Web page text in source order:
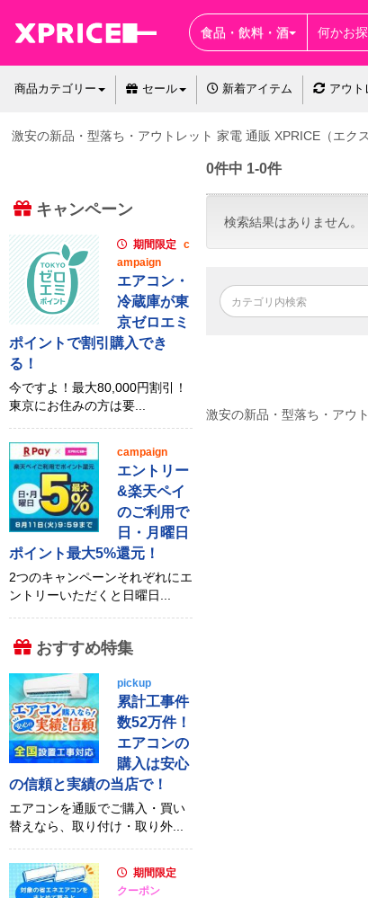
食品・飲料・酒
商品カテゴリー セール 新着アイテム アウト
激安の新品・型落ち・アウ
0件中 1-0件
検索結果はありません。
キャンペーン
期間限定 c
ampaign
エアコン・
冷蔵庫が東
京ゼロエミ
ポイントで割引購入でき
る！
今ですよ！最大80,000円割引！
東京にお住みの方は要...
campaign
エントリー
&楽天ペイ
のご利用で
日・月曜日
ポイント最大5%還元！
2つのキャンペーンそれぞれにエ
ントリーいただくと日曜日...
おすすめ特集
pickup
累計工事件
数52万件！
エアコンの
購入は安心
の信頼と実績の当店で！
エアコンを通販でご購入・買い
替えなら、取り付け・取り外...
期間限定
クーポン
激安の新品・型落ち・アウトレット 家電 通販 XPRICE（エク